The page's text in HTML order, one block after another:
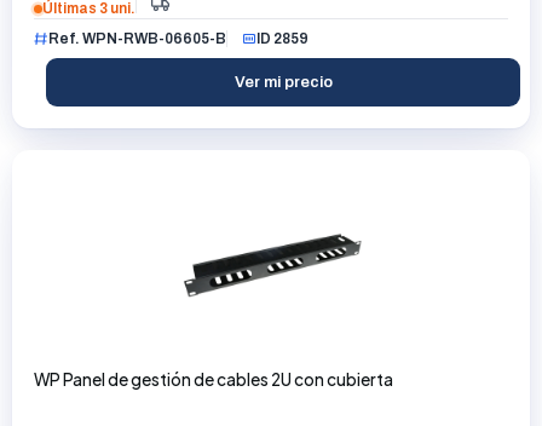
Últimas 3 uni.
Ref. WPN-RWB-06605-B
ID 2859
Ver mi precio
WP Panel de gestión de cables 2U con cubierta